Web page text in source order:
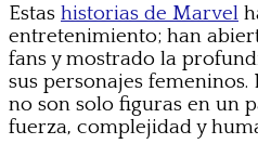
Estas historias de Marvel
entretenimiento; han
fans y mostrado la
sus personajes
no son solo figuras en un
fuerza, complejidad y